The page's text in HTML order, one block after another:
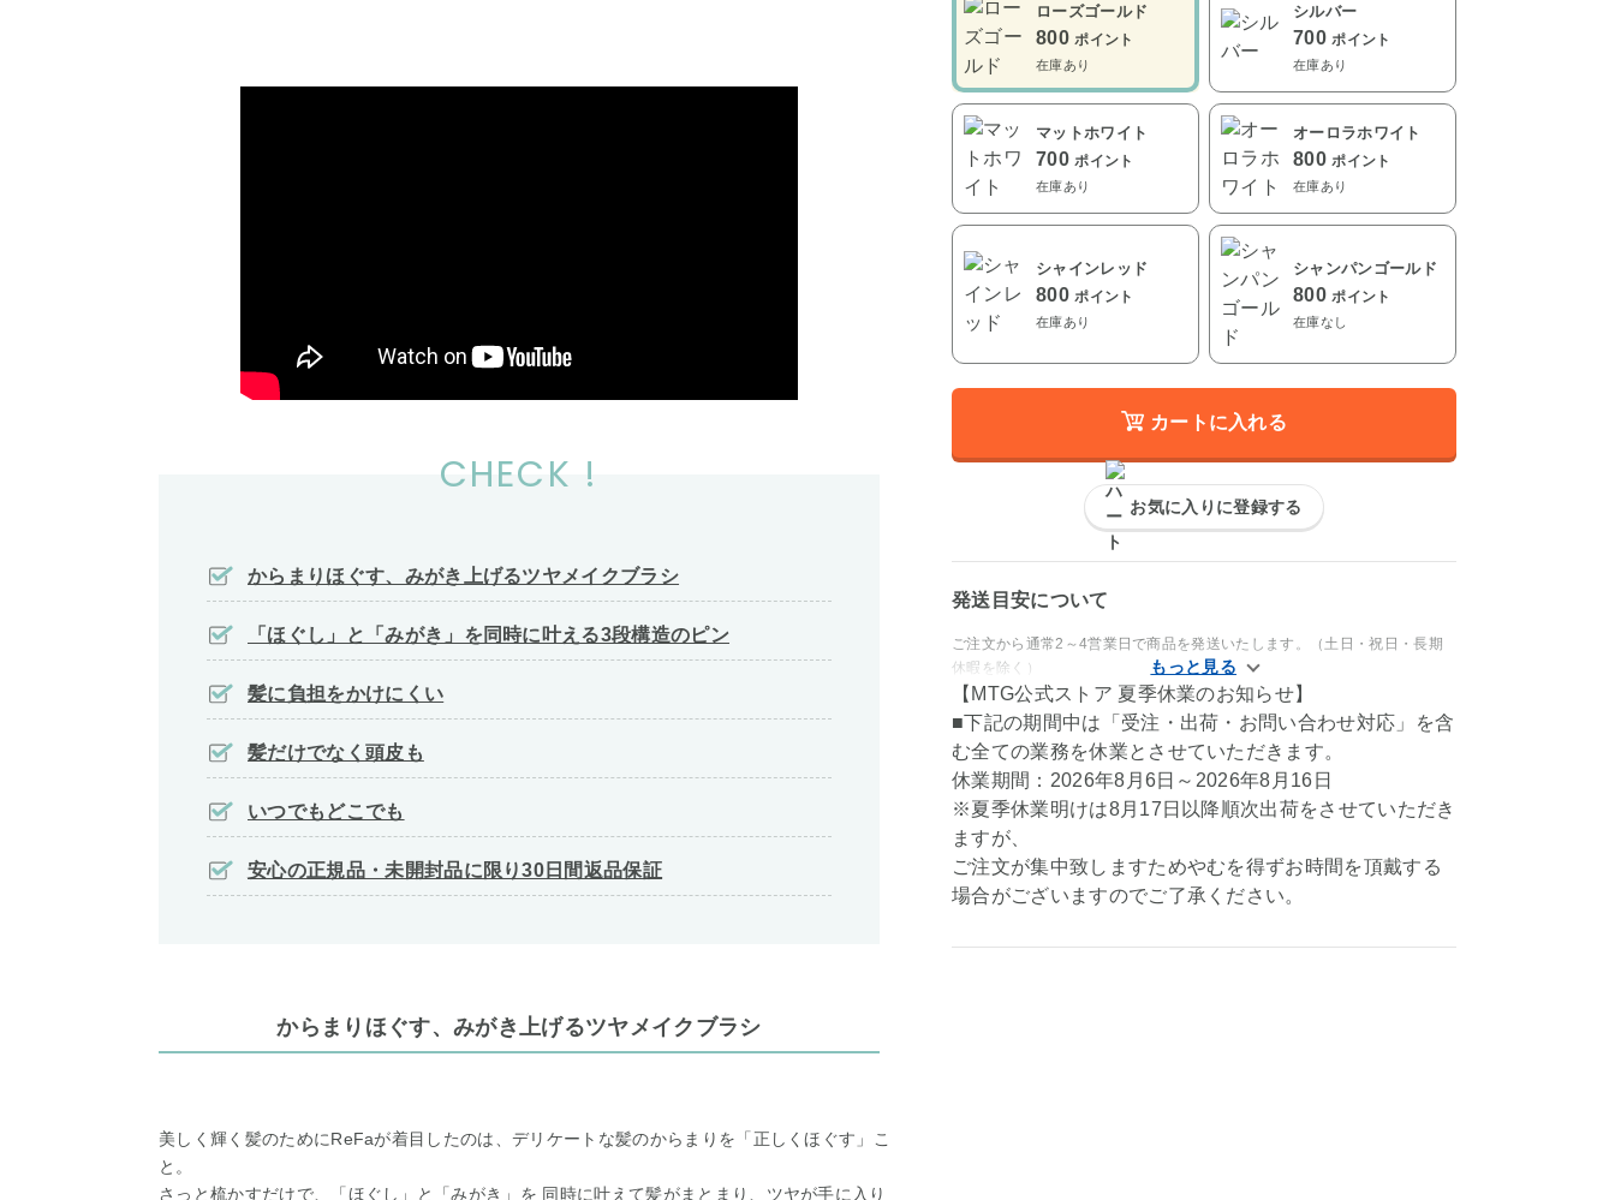
CHECK !
からまりほぐす、みがき上げるツヤメイクブラシ
「ほぐし」と「みがき」を同時に叶える3段構造のピン
髪に負担をかけにくい
髪だけでなく頭皮も
いつでもどこでも
安心の正規品・未開封品に限り30日間返品保証
からまりほぐす、みがき上げるツヤメイクブラシ
美しく輝く髪のためにReFaが着目したのは、デリケートな髪のからまりを「正しくほぐす」こ
と。
さっと梳かすだけで、「ほぐし」と「みがき」を 同時に叶えて髪がまとまり、ツヤが手に入り
ローズゴールド
800 ポイント
在庫あり
シルバー
700 ポイント
在庫あり
マットホワイト
700 ポイント
在庫あり
オーロラホワイト
800 ポイント
在庫あり
シャインレッド
800 ポイント
在庫あり
シャンパンゴールド
800 ポイント
在庫なし
カートに入れる
お気に入りに登録する
発送目安について
ご注文から通常2～4営業日で商品を発送いたします。（土日・祝日・長期
休暇を除く）
【MTG公式ストア 夏季休業のお知らせ】
■下記の期間中は「受注・出荷・お問い合わせ対応」を含
む全ての業務を休業とさせていただきます。
休業期間：2026年8月6日～2026年8月16日
※夏季休業明けは8月17日以降順次出荷をさせていただき
ますが、
ご注文が集中致しますためやむを得ずお時間を頂戴する
場合がございますのでご了承ください。